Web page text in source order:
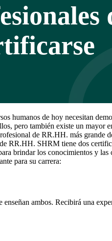
humanos de hoy necesitan
pero también existe un mayor
de RR.HH. más grande
RR.HH. SHRM tiene dos
brindar los conocimientos y
para su carrera:
ambos. Recibirá una